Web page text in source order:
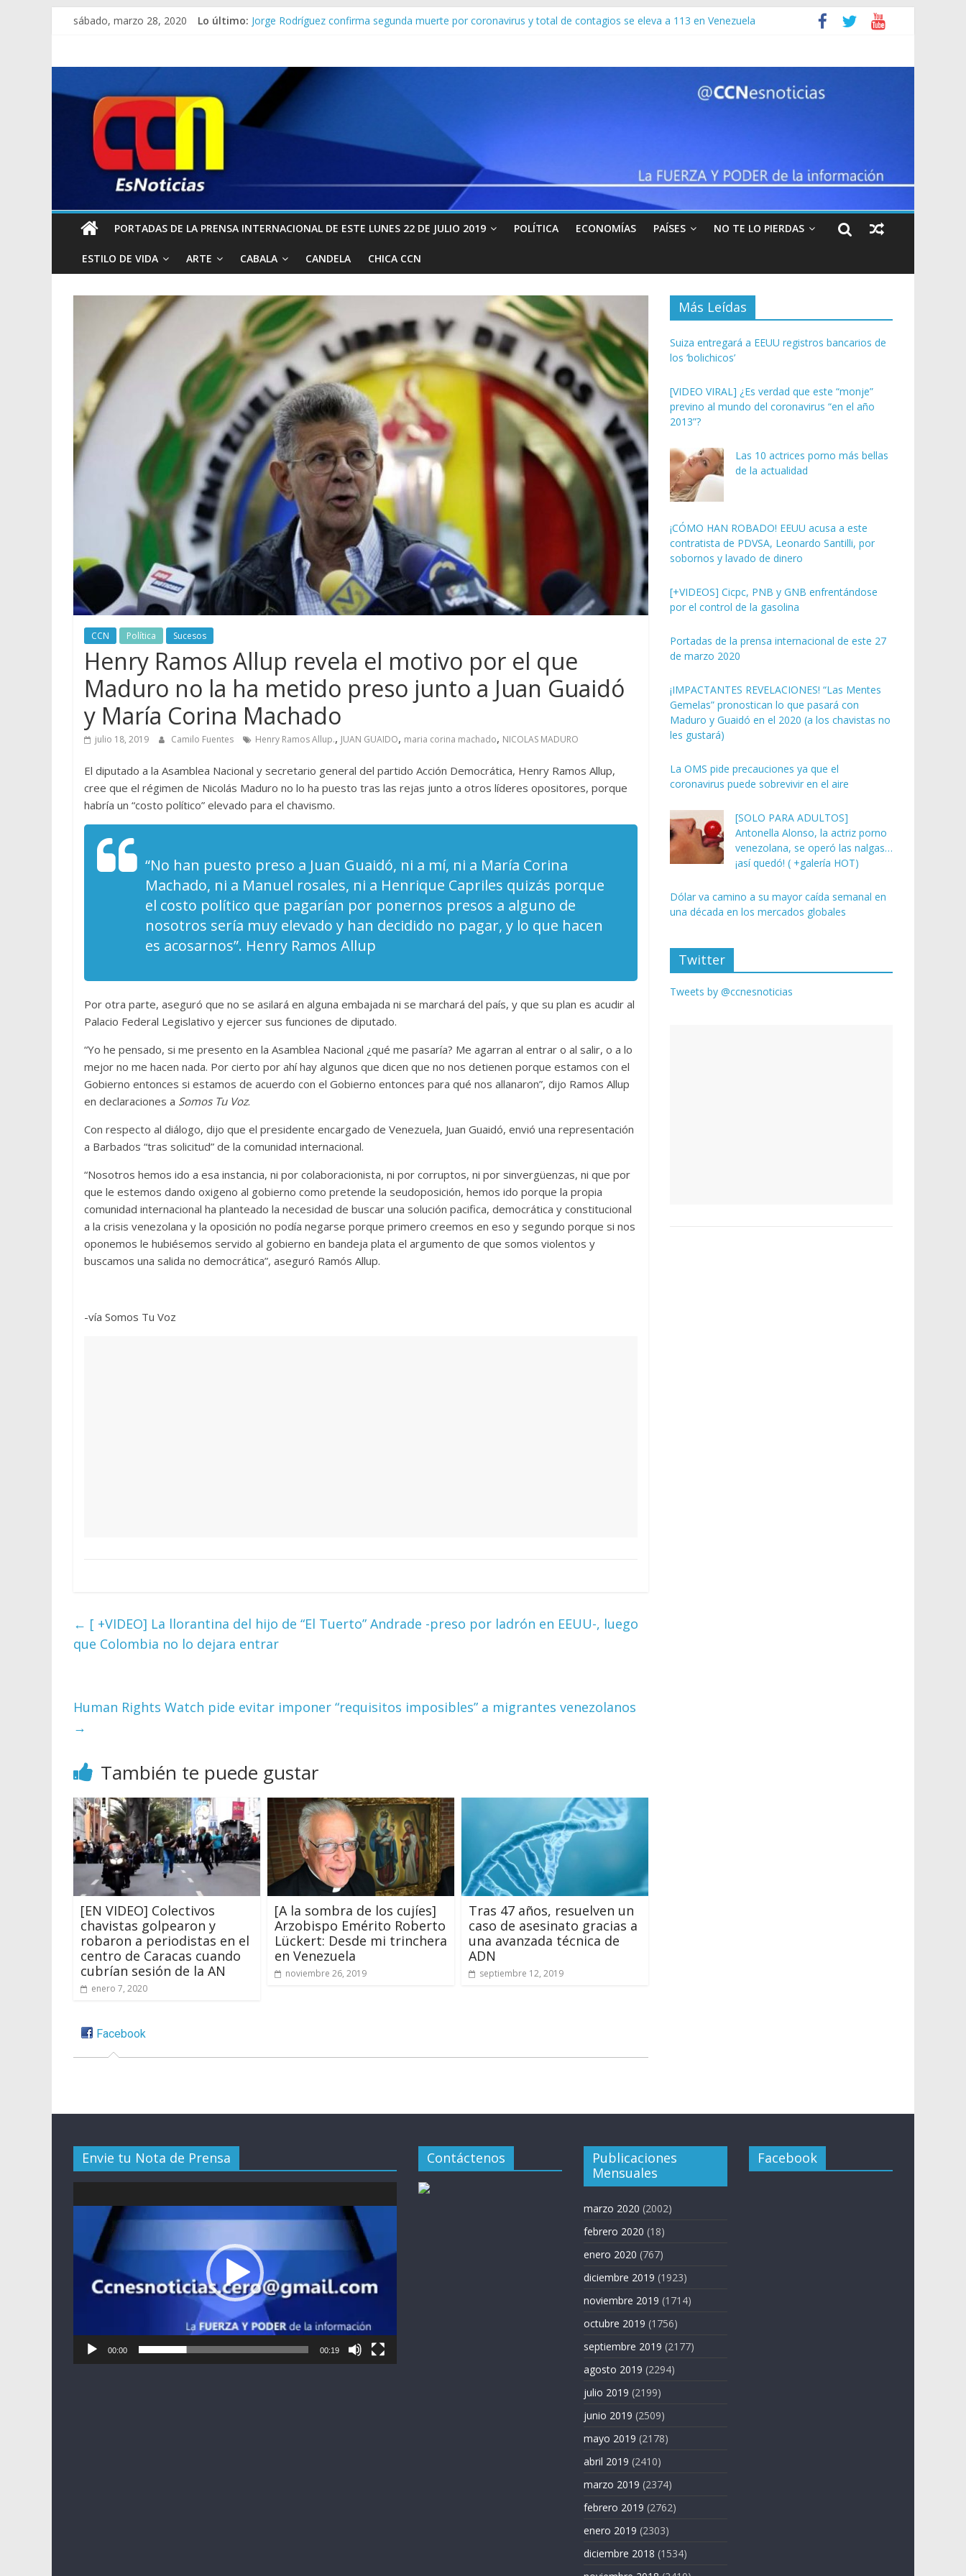
sábado, marzo 28, 2020 Lo último: Jorge Rodríguez confirma segunda muerte por coronavirus y total de contagios se eleva a 113 en Venezuela
¡NO TENDRÁN PAZ! Iván Simonovis soltó este “metrallazo”: “Ya hay personas cooperando para la captura de Maduro”
Escuderías de Fórmula 1 se unen para fabricar respiradores para pacientes con coronavirus
PORTADAS DE LA PRENSA INTERNACIONAL DE ESTE LUNES 22 DE JULIO 2019 POLÍTICA ECONOMÍAS PAÍSES NO TE LO PIERDAS
ESTILO DE VIDA ARTE CABALA CANDELA CHICA CCN
CCN Política Sucesos
Henry Ramos Allup revela el motivo por el que
Maduro no la ha metido preso junto a Juan Guaidó
y María Corina Machado
julio 18, 2019 Camilo Fuentes Henry Ramos Allup., JUAN GUAIDO, maria corina machado, NICOLAS MADURO
El diputado a la Asamblea Nacional y secretario general del partido Acción Democrática, Henry Ramos Allup,
cree que el régimen de Nicolás Maduro no lo ha puesto tras las rejas junto a otros líderes opositores, porque
habría un “costo político” elevado para el chavismo.
“No han puesto preso a Juan Guaidó, ni a mí, ni a María Corina
Machado, ni a Manuel rosales, ni a Henrique Capriles quizás porque
el costo político que pagarían por ponernos presos a alguno de
nosotros sería muy elevado y han decidido no pagar, y lo que hacen
es acosarnos”. Henry Ramos Allup
Por otra parte, aseguró que no se asilará en alguna embajada ni se marchará del país, y que su plan es acudir al
Palacio Federal Legislativo y ejercer sus funciones de diputado.
“Yo he pensado, si me presento en la Asamblea Nacional ¿qué me pasaría? Me agarran al entrar o al salir, o a lo
mejor no me hacen nada. Por cierto por ahí hay algunos que dicen que no nos detienen porque estamos con el
Gobierno entonces si estamos de acuerdo con el Gobierno entonces para qué nos allanaron”, dijo Ramos Allup
en declaraciones a Somos Tu Voz.
Con respecto al diálogo, dijo que el presidente encargado de Venezuela, Juan Guaidó, envió una representación
a Barbados “tras solicitud” de la comunidad internacional.
“Nosotros hemos ido a esa instancia, ni por colaboracionista, ni por corruptos, ni por sinvergüenzas, ni que por
que le estemos dando oxigeno al gobierno como pretende la seudoposición, hemos ido porque la propia
comunidad internacional ha planteado la necesidad de buscar una solución pacifica, democrática y constitucional
a la crisis venezolana y la oposición no podía negarse porque primero creemos en eso y segundo porque si nos
oponemos le hubiésemos servido al gobierno en bandeja plata el argumento de que somos violentos y
buscamos una salida no democrática”, aseguró Ramós Allup.
-vía Somos Tu Voz
← [ +VIDEO] La llorantina del hijo de “El Tuerto” Andrade -preso por ladrón en EEUU-, luego
que Colombia no lo dejara entrar
Human Rights Watch pide evitar imponer “requisitos imposibles” a migrantes venezolanos
→
También te puede gustar
[EN VIDEO] Colectivos
chavistas golpearon y
robaron a periodistas en el
centro de Caracas cuando
cubrían sesión de la AN
enero 7, 2020
[A la sombra de los cujíes]
Arzobispo Emérito Roberto
Lückert: Desde mi trinchera
en Venezuela
noviembre 26, 2019
Tras 47 años, resuelven un
caso de asesinato gracias a
una avanzada técnica de
ADN
septiembre 12, 2019
Facebook
Más Leídas
Suiza entregará a EEUU registros bancarios de
los ‘bolichicos’
[VIDEO VIRAL] ¿Es verdad que este “monje”
previno al mundo del coronavirus “en el año
2013”?
Las 10 actrices porno más bellas
de la actualidad
¡CÓMO HAN ROBADO! EEUU acusa a este
contratista de PDVSA, Leonardo Santilli, por
sobornos y lavado de dinero
[+VIDEOS] Cicpc, PNB y GNB enfrentándose
por el control de la gasolina
Portadas de la prensa internacional de este 27
de marzo 2020
¡IMPACTANTES REVELACIONES! “Las Mentes
Gemelas” pronostican lo que pasará con
Maduro y Guaidó en el 2020 (a los chavistas no
les gustará)
La OMS pide precauciones ya que el
coronavirus puede sobrevivir en el aire
[SOLO PARA ADULTOS]
Antonella Alonso, la actriz porno
venezolana, se operó las nalgas…
¡así quedó! ( +galería HOT)
Dólar va camino a su mayor caída semanal en
una década en los mercados globales
Twitter
Tweets by @ccnesnoticias
Envie tu Nota de Prensa
00:00 00:19
Contáctenos
Publicaciones
Mensuales
marzo 2020 (2002)
febrero 2020 (18)
enero 2020 (767)
diciembre 2019 (1923)
noviembre 2019 (1714)
octubre 2019 (1756)
septiembre 2019 (2177)
agosto 2019 (2294)
julio 2019 (2199)
junio 2019 (2509)
mayo 2019 (2178)
abril 2019 (2410)
marzo 2019 (2374)
febrero 2019 (2762)
enero 2019 (2303)
diciembre 2018 (1534)
Facebook